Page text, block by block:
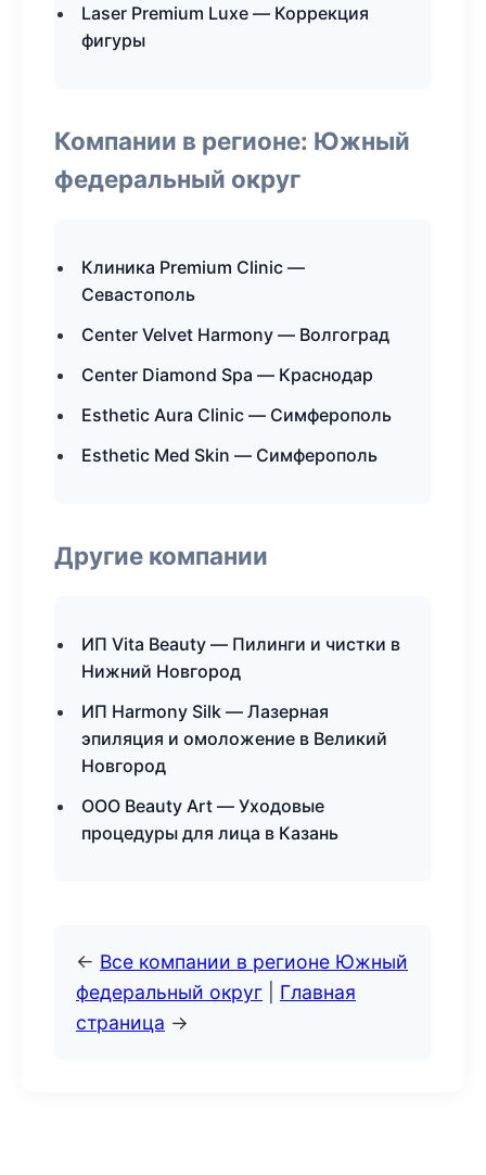
Laser Premium Luxe — Коррекция
фигуры
Компании в регионе: Южный
федеральный округ
Клиника Premium Clinic —
Севастополь
Center Velvet Harmony — Волгоград
Center Diamond Spa — Краснодар
Esthetic Aura Clinic — Симферополь
Esthetic Med Skin — Симферополь
Другие компании
ИП Vita Beauty — Пилинги и чистки в
Нижний Новгород
ИП Harmony Silk — Лазерная
эпиляция и омоложение в Великий
Новгород
ООО Beauty Art — Уходовые
процедуры для лица в Казань
← Все компании в регионе Южный
федеральный округ
Главная
страница →